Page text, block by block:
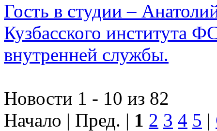
Гость в студии –
Кузбасского института
внутренней службы.
Новости 1 - 10 из 82
Начало | Пред. | 1 2 3 4 5 |